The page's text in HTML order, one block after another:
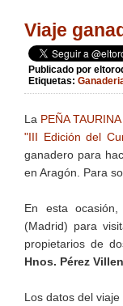
Viaje
Publicado por
Etiquetas:
La PEÑA
"III Edición del
ganadero para
en Aragón. Para
En esta
(Madrid) para
propietarios de
Hnos. Pérez
Los datos del